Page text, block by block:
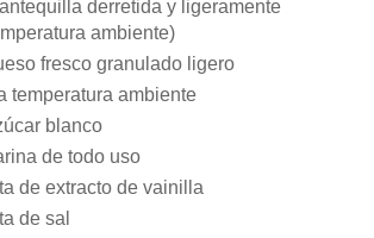
derretida y ligeramente
ambiente)
fresco granulado ligero
temperatura ambiente
blanco
de todo uso
de extracto de vainilla
de sal